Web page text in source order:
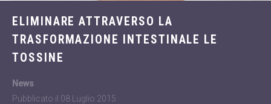
+39 389 2681259
Dietologia
Disturbi dell'età
femminile
ELIMINARE ATTRAVERSO LA
TRASFORMAZIONE INTESTINALE LE
TOSSINE
News
Pubblicato il 08 Luglio 2015